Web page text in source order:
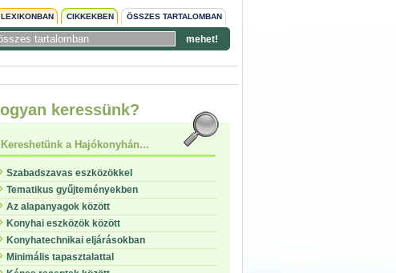
LEXIKONBAN CIKKEKBEN ÖSSZES TARTALOMBAN
mehet!
keressünk?
Kereshetünk a Hajókonyhán...
Szabadszavas eszközökkel
Tematikus gyűjteményekben
Az alapanyagok között
Konyhai eszközök között
Konyhatechnikai eljárásokban
Minimális tapasztalattal